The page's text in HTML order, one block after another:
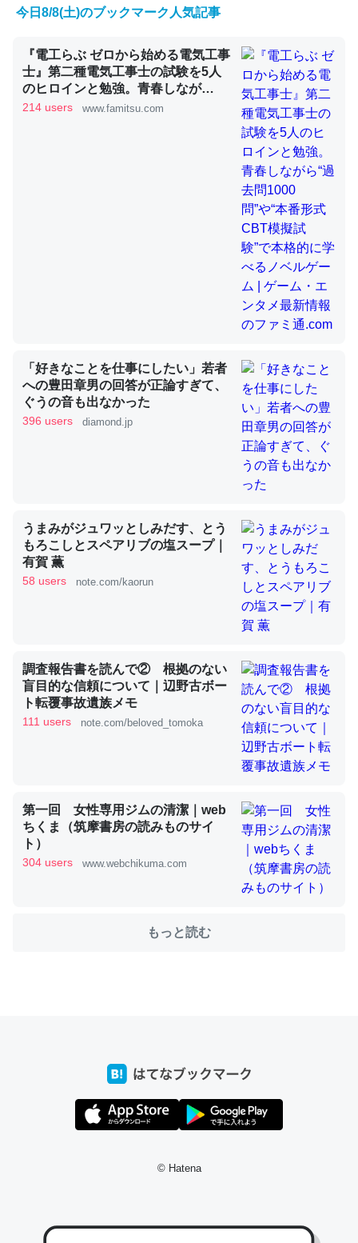
くらい。小説でいう「ずっと前の伏線」は回収されないけ
ど、短期記憶というには多い分量。進化すればするほど分
かりやすく強くなりそう
─GPTの仕組みと限界についての考察（１） - conceptualization
昆虫ってカルシウム少ないのか。知らんかった。調べたら
コオロギのカルシウム分はエビの600分の1程度。
─ニュース :: 【研究発表】昆虫学の大問題＝「昆虫はなぜ海にいな
論文では「淡水はカルシウムも酸素も不足してて両方に不
利だから両方が拮抗してるのでは」とあって面白い。海に
いる鋏角類（カブトガニ・ウミグモ）はカルシウムを使わ
ずキチンを強化してる筈だが、酵素が違うのか？
─ニュース :: 【研究発表】昆虫学の大問題＝「昆虫はなぜ海にいな
これを元に考えるとカルシウムを大量に使う脊椎動物と貝
類は苦労してるんだな…。腹足類だと殻を無くしてナメク
ウチもEchoを実家に置いて４年。でたまに覗いてる。ぼ
ちぼちRingも置こうかと画策中。あと、Googleマップで
これ見て生きてるなって分かる。
─たまにLINEするくらいだった遠方の父67歳と僕。ITツール導入で
コミュニケーションが劇的に変化した｜tayorini by LIFULL介護
たいなのでネット環境作ったけどAlexaしか使わないので
今日8/8(土)のブックマーク人気記事
『電工らぶ ゼロから始める電気工事
士』第二種電気工事士の試験を5人
のヒロインと勉強。青春しなが
ら“過去問1000問”や“本番形式CBT
214 users www.famitsu.com
「好きなことを仕事にしたい」若者
への豊田章男の回答が正論すぎて、
ぐうの音も出なかった
396 users diamond.jp
うまみがジュワッとしみだす、とう
もろこしとスペアリブの塩スープ｜
有賀 薫
58 users note.com/kaorun
調査報告書を読んで② 根拠のない
盲目的な信頼について｜辺野古ボー
ト転覆事故遺族メモ
111 users note.com/beloved_tomoka
第一回 女性専用ジムの清潔｜web
ちくま（筑摩書房の読みものサイ
ト）
304 users www.webchikuma.com
もっと読む
© Hatena